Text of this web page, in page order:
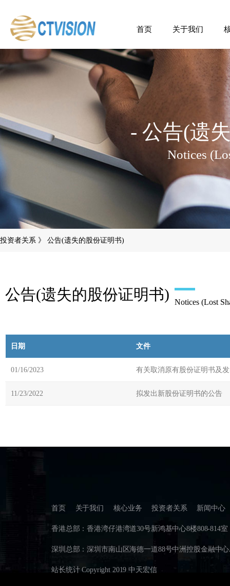
首页 关于我们
企业简介
管理团队
核心股东
- 公告(遗
Notices
投资者关系 》 公告(遗失的股份证明书)
公告(遗失的股份证明书) Notices (Lost
日期 文件
01/16/2023 有关取消原有股份证明书及
11/23/2022 拟发出新股份证明书的公告
首页 关于我们 核心业务 投资者关系 新闻中心
香港总部：香港湾仔港湾道30号新鸿基中心8楼808-814室
深圳总部：深圳市南山区海德一道88号中洲控股金融中心
站长统计 Copyright 2019 中天宏信